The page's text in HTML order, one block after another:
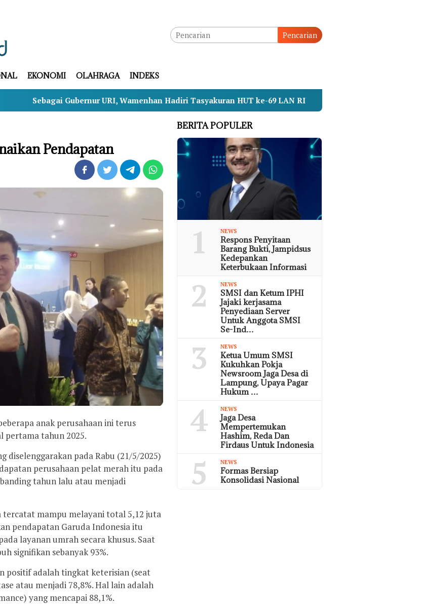
Pencarian
EKONOMI OLAHRAGA INDEKS
Gubernur URI, Wamenhan Hadiri Tasyakuran HUT ke-69 LAN RI Operasi SAR KMP Mutiara Sentosa
Pendapatan
anak perusahaan ini terus
pertama tahun 2025.
diselenggarakan pada Rabu (21/5/2025)
perusahaan pelat merah itu pada
tahun lalu atau menjadi
mampu melayani total 5,12 juta
pendapatan Garuda Indonesia itu
layanan umrah secara khusus. Saat
signifikan sebanyak 93%.
positif adalah tingkat keterisian (seat
atau menjadi 78,8%. Hal lain adalah
yang mencapai 88,1%.
BERITA POPULER
1 NEWS
Respons Penyitaan
Barang Bukti, Jampidsus
Kedepankan
Keterbukaan Informasi
2 NEWS
SMSI dan Ketum IPHI
Jajaki kerjasama
Penyediaan Server
Untuk Anggota SMSI
Se-Ind…
3 NEWS
Ketua Umum SMSI
Kukuhkan Pokja
Newsroom Jaga Desa di
Lampung, Upaya Pagar
Hukum …
4 NEWS
Jaga Desa
Mempertemukan
Hashim, Reda Dan
Firdaus Untuk Indonesia
5 NEWS
Formas Bersiap
Konsolidasi Nasional